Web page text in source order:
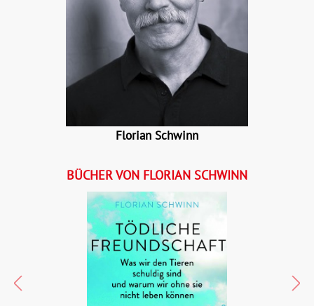
Florian Schwinn
BÜCHER VON FLORIAN SCHWINN